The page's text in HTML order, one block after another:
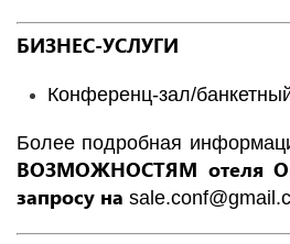
БИЗНЕС-УСЛУГИ
Конференц-зал/
Более подробная
ВОЗМОЖНОСТЯМ отеля
запросу на